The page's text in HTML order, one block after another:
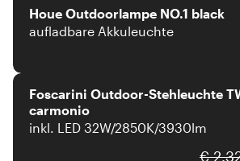
Houe Outdoorlampe NO.1 black
aufladbare Akkuleuchte
Foscarini Outdoor-Stehleuchte
carmonio
inkl. LED 32W/2850K/3930lm
€